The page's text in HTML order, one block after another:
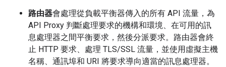
路由器會處理從負載平衡器傳入的所有 API 流量，為
API Proxy 判斷處理要求的機構和環境、在可用的訊
息處理器之間平衡要求，然後分派要求。路由器會終
止 HTTP 要求、處理 TLS/SSL 流量，並使用虛擬主機
名稱、通訊埠和 URI 將要求導向適當的訊息處理器。